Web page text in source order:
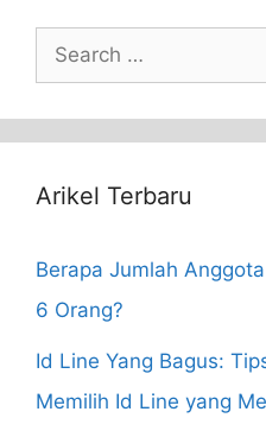
Search
for:
Arikel Terbaru
Berapa Jumlah
6 Orang?
Id Line Yang Bagus:
Memilih Id Line yang